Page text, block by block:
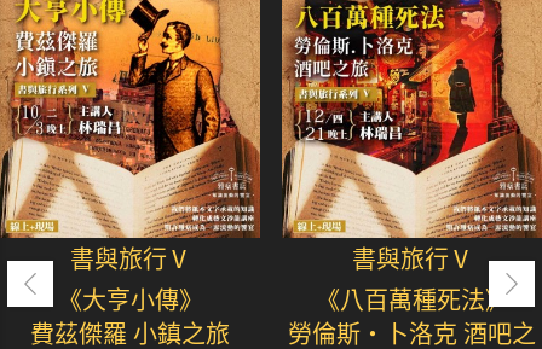
書與旅行Ⅴ
《大亨小傳》
費茲傑羅 小鎮之旅
書與旅行Ⅴ
《八百萬種死法》
勞倫斯‧卜洛克 酒吧之